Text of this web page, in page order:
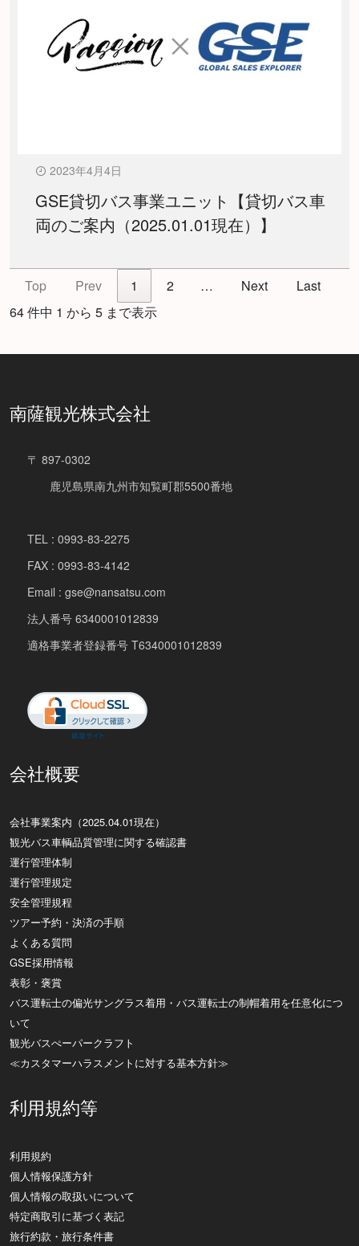
2023年4月4日
GSE貸切バス事業ユニット【貸切バス車
両のご案内（2025.01.01現在）】
Top Prev 1 2 … Next
Last
64 件中 1 から 5 まで表示
南薩観光株式会社
〒 897-0302
鹿児島県南九州市知覧町郡5500番地
TEL : 0993-83-2275
FAX : 0993-83-4142
Email : gse@nansatsu.com
法人番号 6340001012839
適格事業者登録番号 T6340001012839
会社概要
会社事業案内（2025.04.01現在）
観光バス車輌品質管理に関する確認書
運行管理体制
運行管理規定
安全管理規程
ツアー予約・決済の手順
よくある質問
GSE採用情報
表彰・褒賞
バス運転士の偏光サングラス着用・バス運転士の制帽着用を任意化につ
いて
観光バスぺーパークラフト
≪カスタマーハラスメントに対する基本方針≫
利用規約等
利用規約
個人情報保護方針
個人情報の取扱いについて
特定商取引に基づく表記
旅行約款・旅行条件書